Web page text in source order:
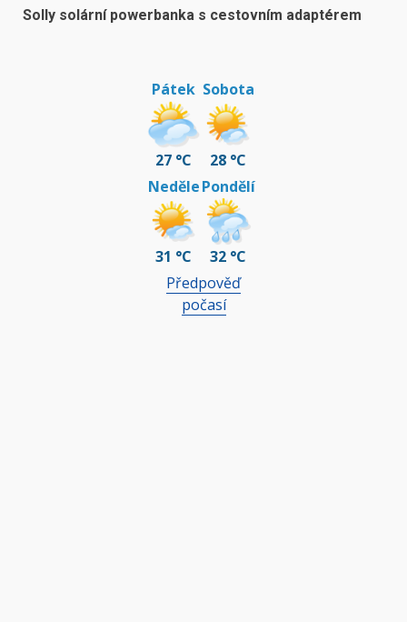
Solly solární powerbanka s cestovním adaptérem
Pátek
27 °C
Sobota
28 °C
Neděle
31 °C
Pondělí
32 °C
Předpověď
počasí